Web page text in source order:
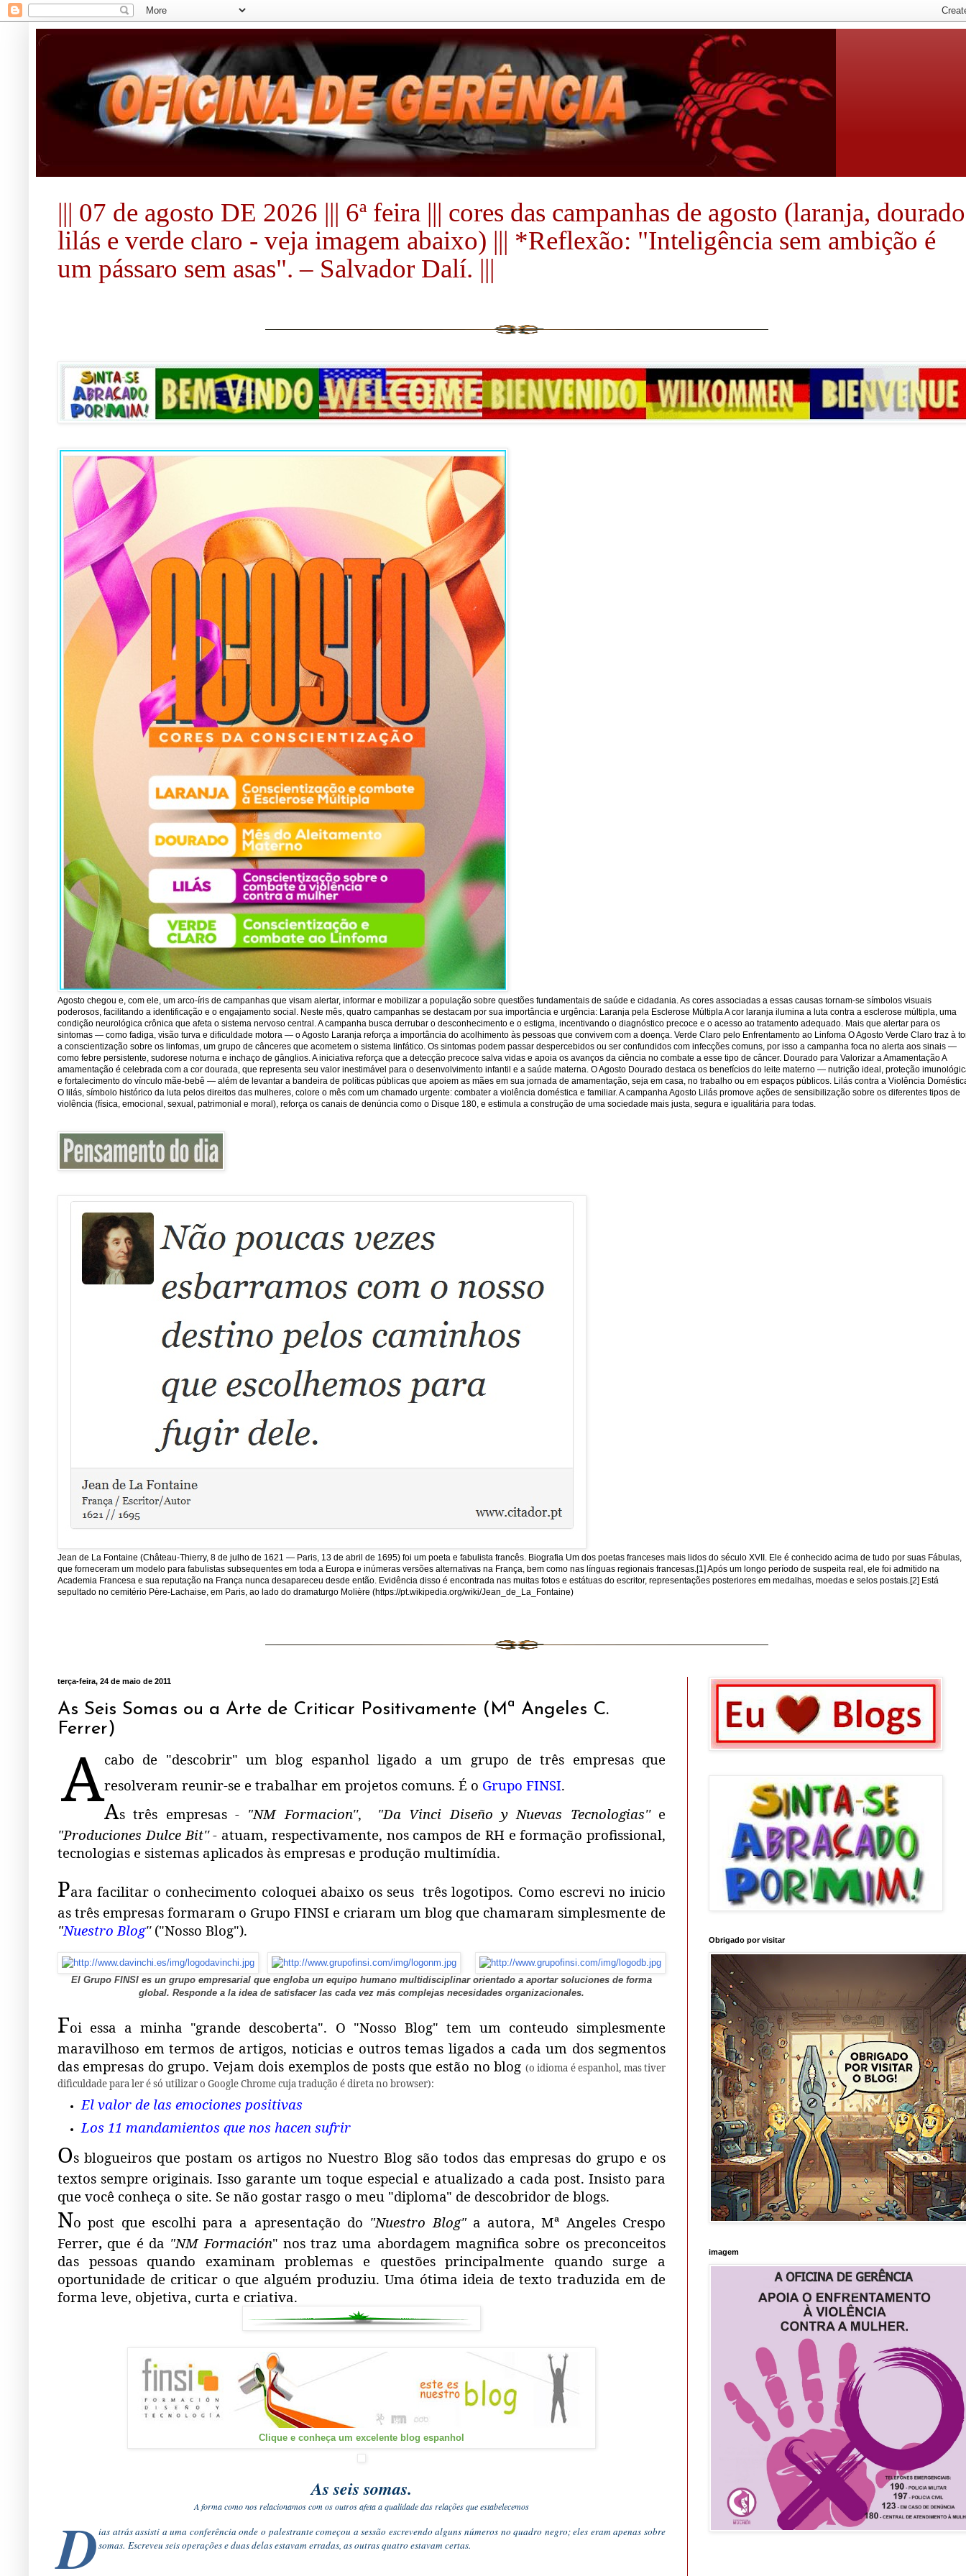
||| 07 de agosto DE 2026 ||| 6ª feira ||| cores das campanhas de agosto (laranja,
lilás e verde claro - veja imagem abaixo) ||| *Reflexão: "Inteligência sem ambição é
um pássaro sem asas". – Salvador Dalí. |||
Agosto chegou e, com ele, um arco-íris de campanhas que visam alertar, informar e mobilizar a população sobre questões fundamentais de saúde e cidadania. As cores associadas a essas causas tornam-se símbolos visuais
poderosos, facilitando a identificação e o engajamento social. Neste mês, quatro campanhas se destacam por sua importância e urgência: Laranja pela Esclerose Múltipla A cor laranja ilumina a luta contra a esclerose múltipla, uma
condição neurológica crônica que afeta o sistema nervoso central. A campanha busca derrubar o desconhecimento e o estigma, incentivando o diagnóstico precoce e o acesso ao tratamento adequado. Mais que alertar para os
sintomas — como fadiga, visão turva e dificuldade motora — o Agosto Laranja reforça a importância do acolhimento às pessoas que convivem com a doença. Verde Claro pelo Enfrentamento ao Linfoma O Agosto Verde Claro traz à
a conscientização sobre os linfomas, um grupo de cânceres que acometem o sistema linfático. Os sintomas podem passar despercebidos ou ser confundidos com infecções comuns, por isso a campanha foca no alerta aos sinais —
como febre persistente, sudorese noturna e inchaço de gânglios. A iniciativa reforça que a detecção precoce salva vidas e apoia os avanços da ciência no combate a esse tipo de câncer. Dourado para Valorizar a Amamentação A
amamentação é celebrada com a cor dourada, que representa seu valor inestimável para o desenvolvimento infantil e a saúde materna. O Agosto Dourado destaca os benefícios do leite materno — nutrição ideal, proteção
e fortalecimento do vínculo mãe-bebê — além de levantar a bandeira de políticas públicas que apoiem as mães em sua jornada de amamentação, seja em casa, no trabalho ou em espaços públicos. Lilás contra a Violência
O lilás, símbolo histórico da luta pelos direitos das mulheres, colore o mês com um chamado urgente: combater a violência doméstica e familiar. A campanha Agosto Lilás promove ações de sensibilização sobre os diferentes tipos de
violência (física, emocional, sexual, patrimonial e moral), reforça os canais de denúncia como o Disque 180, e estimula a construção de uma sociedade mais justa, segura e igualitária para todas.
Jean de La Fontaine (Château-Thierry, 8 de julho de 1621 — Paris, 13 de abril de 1695) foi um poeta e fabulista francês. Biografia Um dos poetas franceses mais lidos do século XVII. Ele é conhecido acima de tudo por suas Fábulas,
que forneceram um modelo para fabulistas subsequentes em toda a Europa e inúmeras versões alternativas na França, bem como nas línguas regionais francesas.[1] Após um longo período de suspeita real, ele foi admitido na
Academia Francesa e sua reputação na França nunca desapareceu desde então. Evidência disso é encontrada nas muitas fotos e estátuas do escritor, representações posteriores em medalhas, moedas e selos postais.[2] Está
sepultado no cemitério Père-Lachaise, em Paris, ao lado do dramaturgo Molière (https://pt.wikipedia.org/wiki/Jean_de_La_Fontaine)
terça-feira, 24 de maio de 2011
As Seis Somas ou a Arte de Criticar Positivamente (Mª Angeles C.
Ferrer)
Acabo de "descobrir" um blog espanhol ligado a um grupo de três empresas que
resolveram reunir-se e trabalhar em projetos comuns. É o Grupo FINSI.
As três empresas - "NM Formacion'', "Da Vinci Diseño y Nuevas Tecnologias''e
"Produciones Dulce Bit''- atuam, respectivamente, nos campos de RH e formação profissional,
tecnologias e sistemas aplicados às empresas e produção multimídia.
Para facilitar o conhecimento coloquei abaixo os seus três logotipos. Como escrevi no inicio
as três empresas formaram o Grupo FINSI e criaram um blog que chamaram simplesmente de
"Nuestro Blog'' ("Nosso Blog").
El Grupo FINSI es un grupo empresarial que engloba un equipo humano multidisciplinar orientado a aportar soluciones de forma
global. Responde a la idea de satisfacer las cada vez más complejas necesidades organizacionales.
Foi essa a minha "grande descoberta". O "Nosso Blog" tem um conteudo simplesmente
maravilhoso em termos de artigos, noticias e outros temas ligados a cada um dos segmentos
das empresas do grupo. Vejam dois exemplos de posts que estão no blog (o idioma é espanhol, mas tiver
dificuldade para ler é só utilizar o Google Chrome cuja tradução é direta no browser):
El valor de las emociones positivas
Los 11 mandamientos que nos hacen sufrir
Os blogueiros que postam os artigos no Nuestro Blog são todos das empresas do grupo e os
textos sempre originais. Isso garante um toque especial e atualizado a cada post. Insisto para
que você conheça o site. Se não gostar rasgo o meu "diploma" de descobridor de blogs.
No post que escolhi para a apresentação do "Nuestro Blog"a autora, Mª Angeles Crespo
Ferrer, que é da "NM Formación" nos traz uma abordagem magnifica sobre os preconceitos
das pessoas quando examinam problemas e questões principalmente quando surge a
oportunidade de criticar o que alguém produziu. Uma ótima ideia de texto traduzida em de
forma leve, objetiva, curta e criativa.
Clique e conheça um excelente blog espanhol
As seis somas.
A forma como nos relacionamos com os outros afeta a qualidade das relações que estabelecemos
Dias atrás assisti a uma conferência onde o palestrante começou a sessão escrevendo alguns números no quadro negro; eles eram apenas sobre
somas. Escreveu seis operações e duas delas estavam erradas, as outras quatro estavam certas.
Obrigado por visitar
imagem